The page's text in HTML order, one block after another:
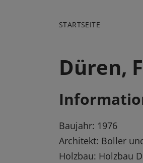
STARTSEITE
Düren,
Baujahr: 1976
Architekt: Boller
Holzbau: Holzbau